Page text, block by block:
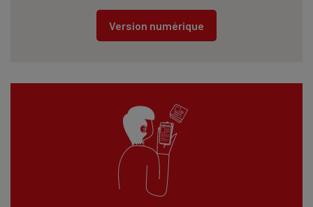
Version numérique